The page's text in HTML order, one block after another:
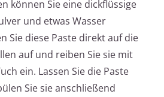
können Sie eine dickflüssige
und etwas Wasser
Sie diese Paste direkt auf die
auf und reiben Sie sie mit
ein. Lassen Sie die Paste
Sie sie anschließend